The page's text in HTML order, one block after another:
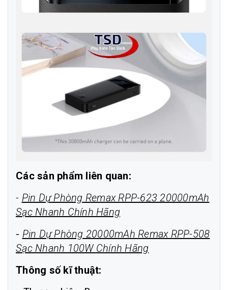
Các sản phẩm liên quan:
- Pin Dự Phòng Remax RPP-623 20000mAh
Sạc Nhanh Chính Hãng
- Pin Dự Phòng 20000mAh Remax RPP-508
Sạc Nhanh 100W Chính Hãng
Thông số kĩ thuật: